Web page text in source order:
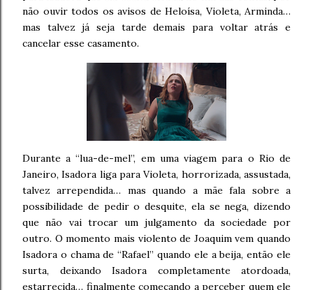
não ouvir todos os avisos de Heloísa, Violeta, Arminda…
mas talvez já seja tarde demais para voltar atrás e
cancelar esse casamento.
Durante a “lua-de-mel”, em uma viagem para o Rio de
Janeiro, Isadora liga para Violeta, horrorizada, assustada,
talvez arrependida… mas quando a mãe fala sobre a
possibilidade de pedir o desquite, ela se nega, dizendo
que não vai trocar um julgamento da sociedade por
outro. O momento mais violento de Joaquim vem quando
Isadora o chama de “Rafael” quando ele a beija, então ele
surta, deixando Isadora completamente atordoada,
estarrecida… finalmente começando a perceber quem ele